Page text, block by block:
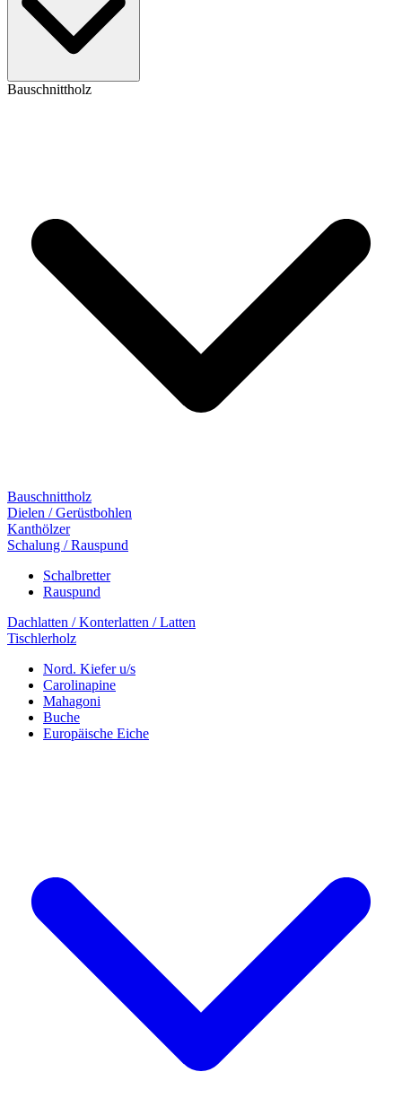
Bauschnittholz
Bauschnittholz
Dielen / Gerüstbohlen
Kanthölzer
Schalung / Rauspund
Schalbretter
Rauspund
Dachlatten / Konterlatten / Latten
Tischlerholz
Nord. Kiefer u/s
Carolinapine
Mahagoni
Buche
Europäische Eiche